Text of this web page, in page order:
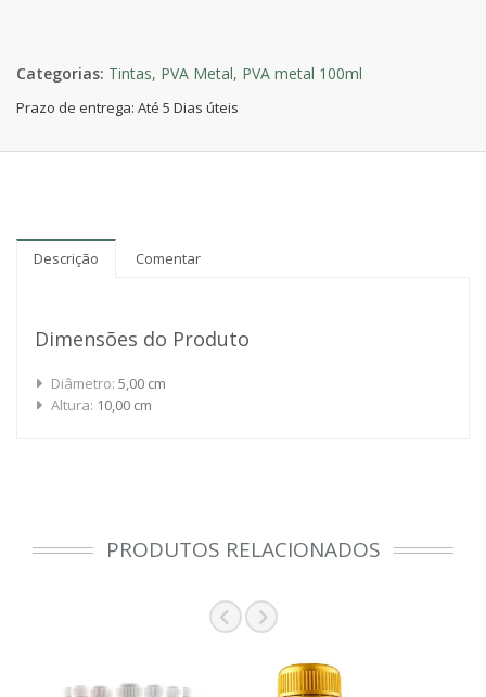
Categorias: Tintas, PVA Metal, PVA metal 100ml
Prazo de entrega: Até 5 Dias úteis
Descrição Comentar
Dimensões do Produto
Diâmetro: 5,00 cm
Altura: 10,00 cm
PRODUTOS RELACIONADOS